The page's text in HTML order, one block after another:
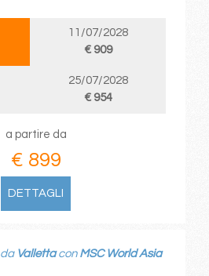
11/07/2028
€ 909
25/07/2028
€ 954
a partire da
€ 899
DETTAGLI
da Vallettacon MSC World Asia